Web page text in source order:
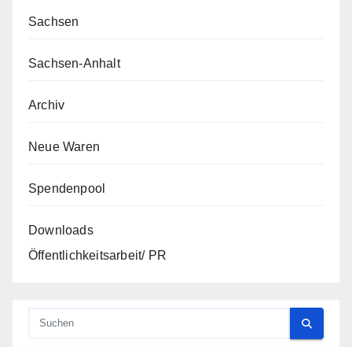
Sachsen
Sachsen-Anhalt
Archiv
Neue Waren
Spendenpool
Downloads
Öffentlichkeitsarbeit/ PR